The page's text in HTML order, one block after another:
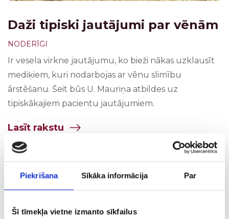
Piekrišana Sīkāka informācija Par
Šī tīmekļa vietne izmanto sīkfailus
Daži tipiski jautājumi par vēnām
NODERĪGI
Ir vesela virkne jautājumu, ko bieži nākas uzklausīt
mediķiem, kuri nodarbojas ar vēnu slimību
ārstēšanu. Šeit būs U. Mauriņa atbildes uz
tipiskākajiem pacientu jautājumiem.
Lasīt rakstu